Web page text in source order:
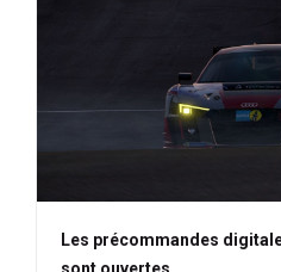
Les précommandes